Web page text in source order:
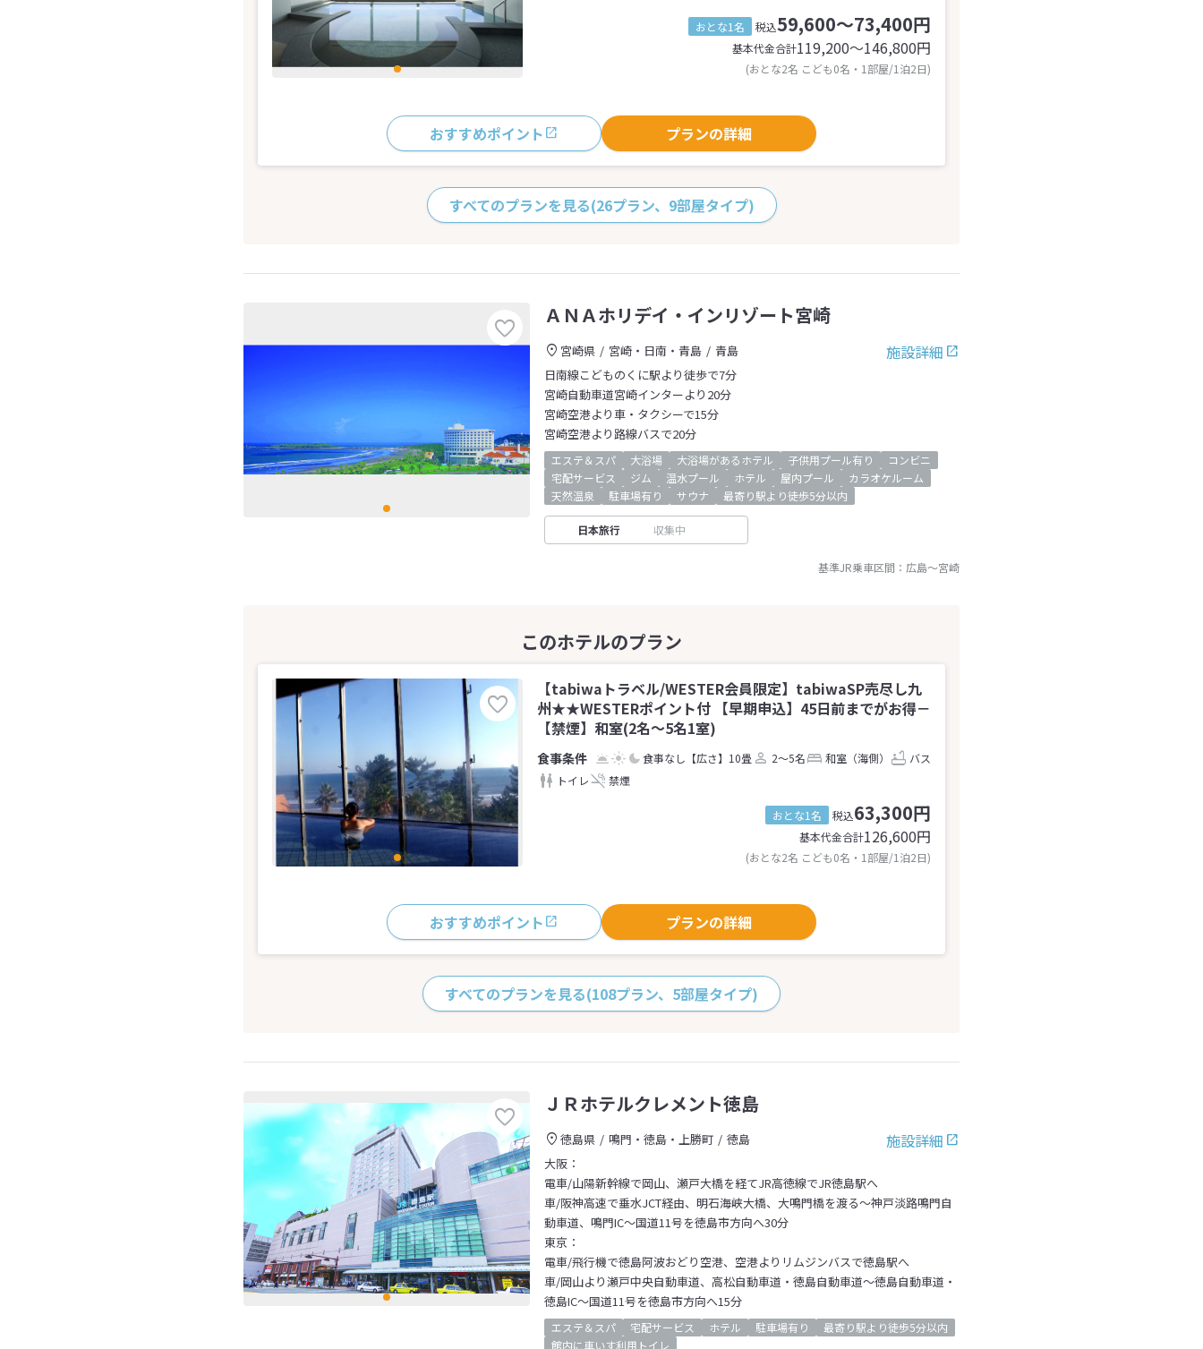
おとな1名 税込59,600～73,400円
基本代金合計119,200〜146,800円
(おとな2名 こども0名・1部屋/1泊2日)
おすすめポイント プランの詳細
すべてのプランを見る(26プラン、9部屋タイプ)
ＡＮＡホリデイ・インリゾート宮崎
施設詳細
宮崎県 宮崎・日南・青島
青島
日南線こどものくに駅より徒歩で7分
宮崎自動車道宮崎インターより20分
宮崎空港より車・タクシーで15分
宮崎空港より路線バスで20分
エステ＆スパ 大浴場 大浴場があるホテル 子供用プール有り
コンビニ
宅配サービス
ジム 温水プール ホテル 屋内プール
カラオケルーム
天然温泉
駐車場有り サウナ 最寄り駅より徒歩5分以内
日本旅行 収集中
基準JR乗車区間： 広島～宮崎
【tabiwaトラベル/WESTER会員限定】tabiwaSP売尽し九
州★★WESTERポイント付 【早期申込】45日前までがお得－
【禁煙】和室(2名～5名1室)
食事なし 【広さ】10畳 2～5名 和室（海側）
バス
トイレ
禁煙
おとな1名 税込63,300円
基本代金合計126,600円
(おとな2名 こども0名・1部屋/1泊2日)
おすすめポイント プランの詳細
すべてのプランを見る(108プラン、5部屋タイプ)
ＪＲホテルクレメント徳島
施設詳細
徳島県 鳴門・徳島・上勝町
徳島
大阪：
電車/山陽新幹線で岡山、瀬戸大橋を経てJR高徳線でJR徳島駅へ
車/阪神高速で垂水JCT経由、明石海峡大橋、大鳴門橋を渡る～神戸淡路鳴門自
動車道、鳴門IC～国道11号を徳島市方向へ30分
東京：
電車/飛行機で徳島阿波おどり空港、空港よりリムジンバスで徳島駅へ
車/岡山より瀬戸中央自動車道、高松自動車道・徳島自動車道～徳島自動車道・
徳島IC～国道11号を徳島市方向へ15分
エステ＆スパ 宅配サービス ホテル 駐車場有り
最寄り駅より徒歩5分以内
館内に車いす利用トイレ